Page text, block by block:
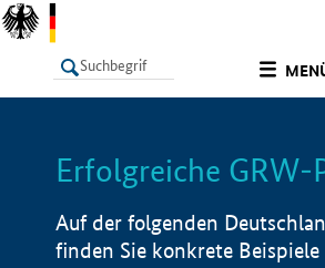
LISTE
Erfolgreiche GRW-
Auf der folgenden
finden Sie konkrete